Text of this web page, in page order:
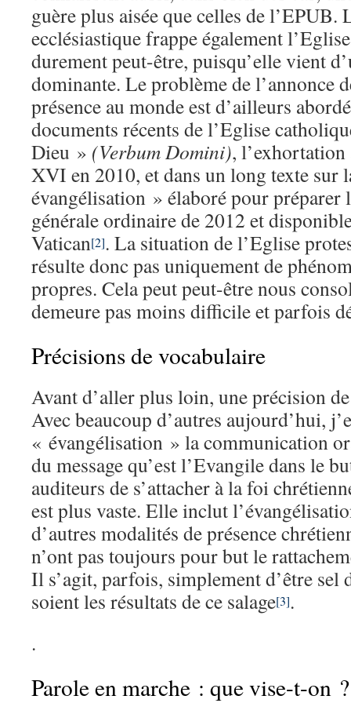
guère plus aisée que celles de l’EPUB.
ecclésiastique frappe également
durement peut-être, puisqu’elle vient
dominante. Le problème de l’annonce
présence au monde est d’ailleurs
documents récents de l’Eglise
Dieu » (Verbum Domini),
XVI en 2010, et dans un long texte sur
évangélisation » élaboré pour préparer
générale ordinaire de 2012 et
Vatican[2]. La situation de l’Eglise
résulte donc pas uniquement de
propres. Cela peut peut-être nous
demeure pas moins difficile et parfois
Précisions de vocabulaire
Avant d’aller plus loin, une précision
Avec beaucoup d’autres aujourd’hui,
« évangélisation » la communication
du message qu’est l’Evangile dans le
auditeurs de s’attacher à la foi
est plus vaste. Elle inclut
d’autres modalités de présence
n’ont pas toujours pour but le
Il s’agit, parfois, simplement d’être sel
soient les résultats de ce salage[3].
.
Parole en marche : que vise-t-on ?